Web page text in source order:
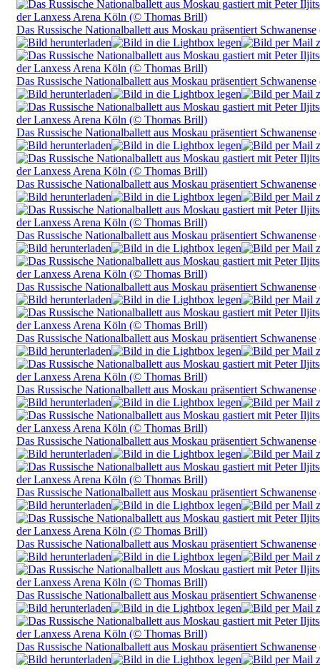
Das Russische Nationalballett aus Moskau präsentiert Schwanense
Das Russische Nationalballett aus Moskau präsentiert Schwanense
Das Russische Nationalballett aus Moskau präsentiert Schwanense
Das Russische Nationalballett aus Moskau präsentiert Schwanense
Das Russische Nationalballett aus Moskau präsentiert Schwanense
Das Russische Nationalballett aus Moskau präsentiert Schwanense
Das Russische Nationalballett aus Moskau präsentiert Schwanense
Das Russische Nationalballett aus Moskau präsentiert Schwanense
Das Russische Nationalballett aus Moskau präsentiert Schwanense
Das Russische Nationalballett aus Moskau präsentiert Schwanense
Das Russische Nationalballett aus Moskau präsentiert Schwanense
Das Russische Nationalballett aus Moskau präsentiert Schwanense
Das Russische Nationalballett aus Moskau präsentiert Schwanense